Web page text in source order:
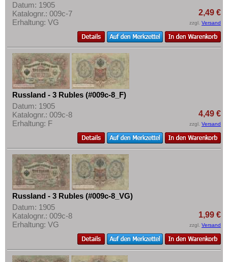
Datum: 1905
Katalognr.: 009c-7
Erhaltung: VG
2,49 €
zzgl. Versand
Russland - 3 Rubles (#009c-8_F)
Datum: 1905
Katalognr.: 009c-8
Erhaltung: F
4,49 €
zzgl. Versand
Russland - 3 Rubles (#009c-8_VG)
Datum: 1905
Katalognr.: 009c-8
Erhaltung: VG
1,99 €
zzgl. Versand